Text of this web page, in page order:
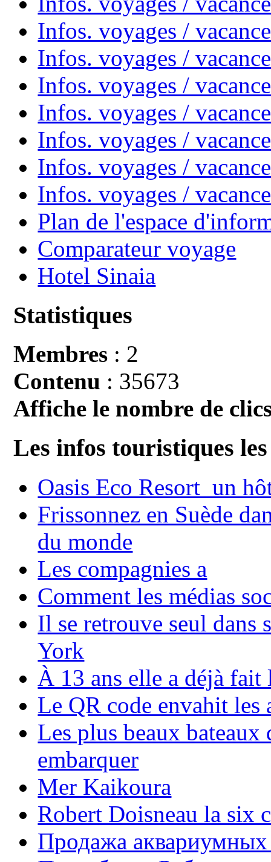
Infos. voyages /
Infos. voyages /
Infos. voyages /
Infos. voyages /
Infos. voyages /
Infos. voyages /
Infos. voyages /
Plan de l'espace
Comparateur voyage
Hotel Sinaia
Statistiques
Membres : 2
Contenu : 35673
Affiche le nombre de
Les infos touristiques
Oasis Eco Resort un
Frissonnez en Suède
du monde
Les compagnies a
Comment les médias
Il se retrouve seul dans
York
À 13 ans elle a déjà
Le QR code envahit les
Les plus beaux bateaux
embarquer
Mer Kaikoura
Robert Doisneau la six
Продажа аквариумных